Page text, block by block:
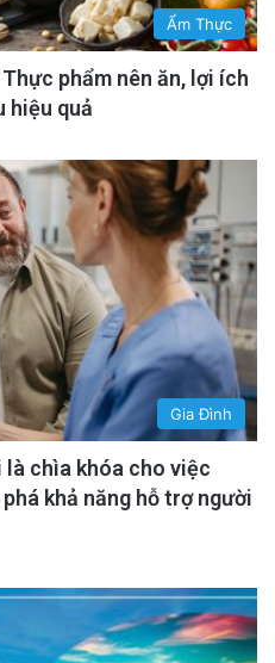
Ẩm Thực
phẩm nên ăn, lợi ích
hiệu quả
Gia Đình
là chìa khóa cho việc
khả năng hỗ trợ người